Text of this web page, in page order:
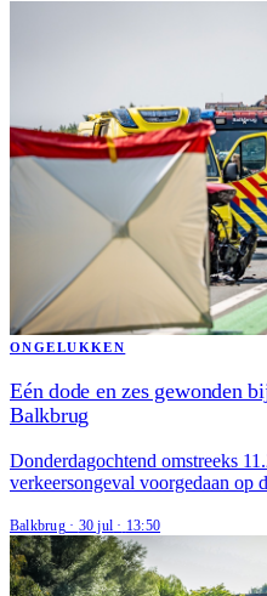
ONGELUKKEN
Eén dode en zes gewonden
Balkbrug
Donderdagochtend omstreeks
verkeersongeval voorgedaan op
Balkbrug· 30 jul · 13:50